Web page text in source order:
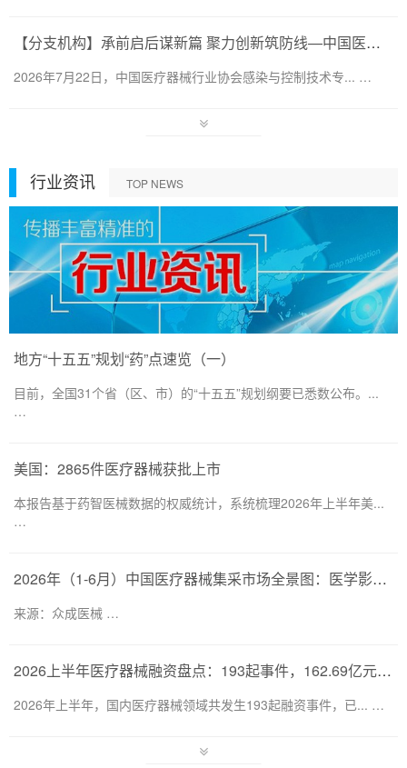
【分支机构】承前启后谋新篇 聚力创新筑防线—中国医疗器械行业协会感染与控制技术专业委员会换届会暨第六届第一次会员代表大会圆满召开
2026年7月22日，中国医疗器械行业协会感染与控制技术专... …
行业资讯 TOP NEWS
地方“十五五”规划“药”点速览（一）
目前，全国31个省（区、市）的“十五五”规划纲要已悉数公布。...
…
美国：2865件医疗器械获批上市
本报告基于药智医械数据的权威统计，系统梳理2026年上半年美...
…
2026年（1-6月）中国医疗器械集采市场全景图：医学影像仍为集采主要目标，部分产品线增速显著
来源：众成医械 …
2026上半年医疗器械融资盘点：193起事件，162.69亿元流向何处？
2026年上半年，国内医疗器械领域共发生193起融资事件，已... …